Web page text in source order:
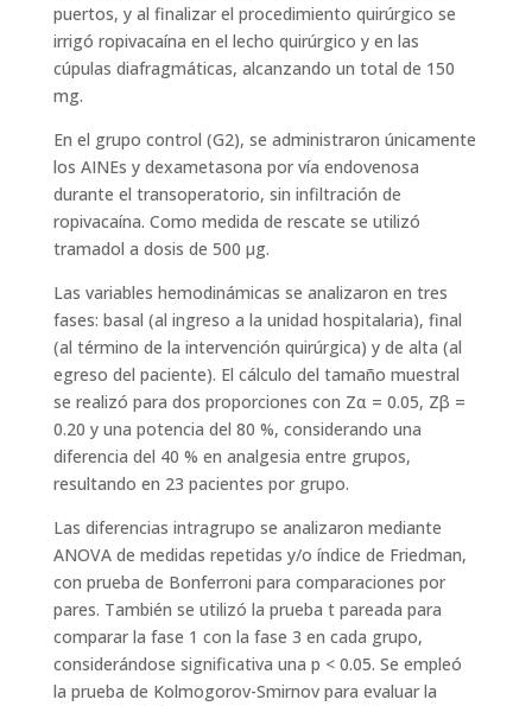
puertos, y al finalizar el procedimiento quirúrgico se
irrigó ropivacaína en el lecho quirúrgico y en las
cúpulas diafragmáticas, alcanzando un total de 150
mg.
En el grupo control (G2), se administraron únicamente
los AINEs y dexametasona por vía endovenosa
durante el transoperatorio, sin infiltración de
ropivacaína. Como medida de rescate se utilizó
tramadol a dosis de 500 μg.
Las variables hemodinámicas se analizaron en tres
fases: basal (al ingreso a la unidad hospitalaria), final
(al término de la intervención quirúrgica) y de alta (al
egreso del paciente). El cálculo del tamaño muestral
se realizó para dos proporciones con Zα = 0.05, Zβ =
0.20 y una potencia del 80 %, considerando una
diferencia del 40 % en analgesia entre grupos,
resultando en 23 pacientes por grupo.
Las diferencias intragrupo se analizaron mediante
ANOVA de medidas repetidas y/o índice de Friedman,
con prueba de Bonferroni para comparaciones por
pares. También se utilizó la prueba t pareada para
comparar la fase 1 con la fase 3 en cada grupo,
considerándose significativa una p < 0.05. Se empleó
la prueba de Kolmogorov-Smirnov para evaluar la